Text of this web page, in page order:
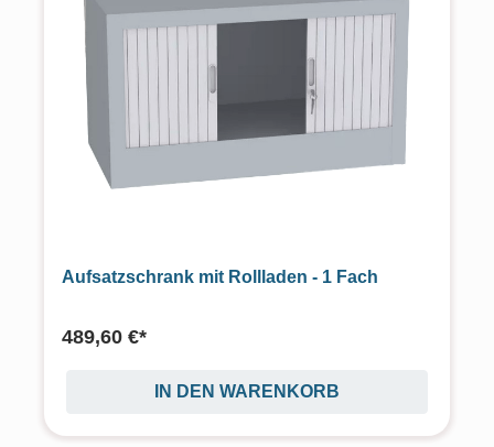
Aufsatzschrank mit Rollladen - 1 Fach
489,60 €*
IN DEN WARENKORB